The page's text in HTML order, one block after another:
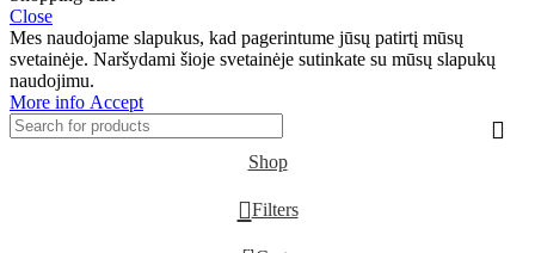
Close
Mes naudojame slapukus, kad pagerintume jūsų patirtį mūsų
svetainėje. Naršydami šioje svetainėje sutinkate su mūsų slapukų
naudojimu.
More info More
info
Accept
Shop
Filters
0